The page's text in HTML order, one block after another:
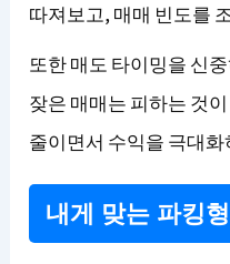
따져보고, 매매 빈도를
또한 매도 타이밍을 신
잦은 매매는 피하는 것
줄이면서 수익을 극대
내게 맞는 파킹